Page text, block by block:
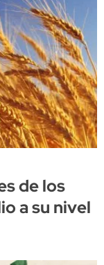
de los
a su nivel